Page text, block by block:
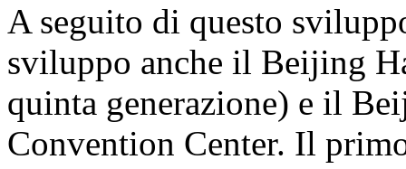
A seguito di questo
sviluppo anche il Beijing
quinta generazione) e il
Convention Center. Il